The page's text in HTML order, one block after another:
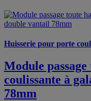
Huisserie pour porte
Module
coulissante à
78mm